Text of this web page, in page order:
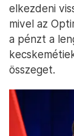
elkezdeni
mivel az
a pénzt a
összeget.